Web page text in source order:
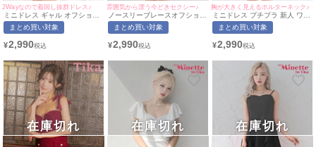
2Wayなので着回し抜群ドレス♪
ミニドレス ギャル オフショル
シアー シアー袖 低身長 谷間
キャバドレス (中尾みほ着用/M
ネット
まとめ買い対象
¥2,990
雰囲気から漂う今どきセクシー♪
ノースリーブレースオフショル
ダーウエストシアー切替プチプ
ラタイトミニドレス (Sサイズ
レス着用)[myMinette/マイミネ
まとめ買い対象
¥2,990
胸が大きく見えるホルターネック♪
ミニドレス プチプラ 新人 ワン
ピース フレア ホルターネック
セクシー ラウンジ レース 低身
レス (ひなたまる着用/M~Lサイ
ット
まとめ買い対象
¥2,990
在庫切れ 在庫切れ 在庫切れ